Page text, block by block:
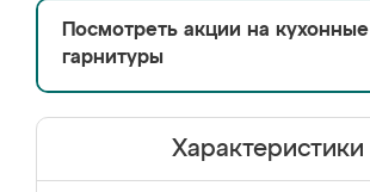
Посмотреть акции на кухонные
гарнитуры
Характеристики